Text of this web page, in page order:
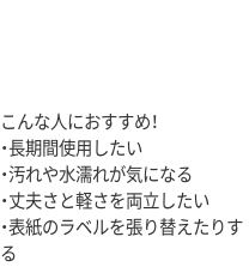
こんな人におすすめ！
・長期間使用したい
・汚れや水濡れが気になる
・丈夫さと軽さを両立したい
・表紙のラベルを張り替えたりす
る